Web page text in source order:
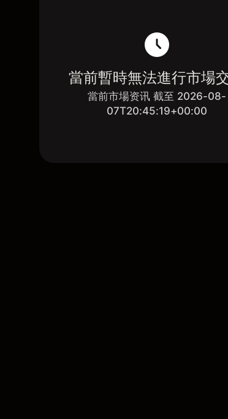
當前暫時無法進行市場
當前市場资讯 截至 2026-08-
07T20:45:19+00:00